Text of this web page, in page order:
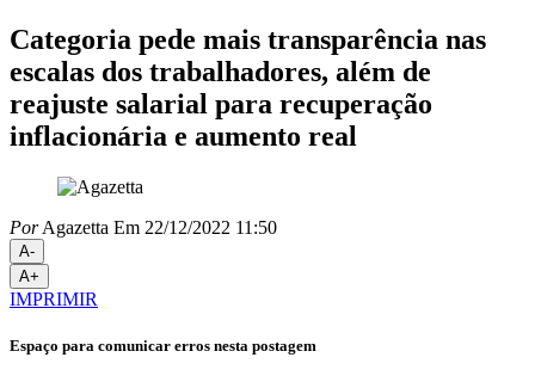
Categoria pede mais transparência nas
escalas dos trabalhadores, além de
reajuste salarial para recuperação
inflacionária e aumento real
PorAgazetta Em 22/12/2022 11:50
A-
A+
IMPRIMIR
Espaço para comunicar erros nesta postagem